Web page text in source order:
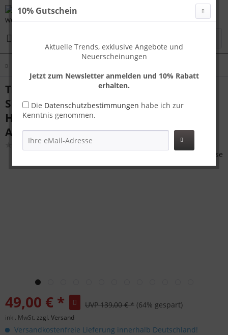
Travelhouse Paris Handgepäck Koffer S
Silber 55 x 37 x 23 cm | Polycarbonat-
Hartschale | TSA-Schloss,
Aluminiumrahmen
49,00 € * UVP 139,00 € * (64% gespart)
inkl. MwSt. zzgl. Versand
Versandkostenfreie Lieferung innerhalb Deutschland!
10% Gutschein
Aktuelle Trends, exklusive Angebote und
Neuerscheinungen
Jetzt zum Newsletter anmelden und 10% Rabatt
erhalten.
Die Datenschutzbestimmungen habe ich zur
Kenntnis genommen.